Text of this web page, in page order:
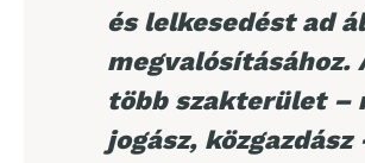
és lelkesedést ad
megvalósításához.
több szakterület –
jogász, közgazdász